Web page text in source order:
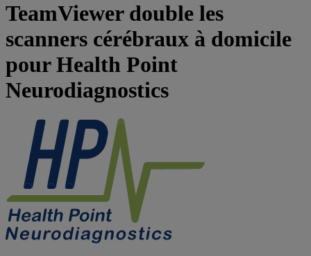
TeamViewer double les
scanners cérébraux à domicile
pour Health Point
Neurodiagnostics